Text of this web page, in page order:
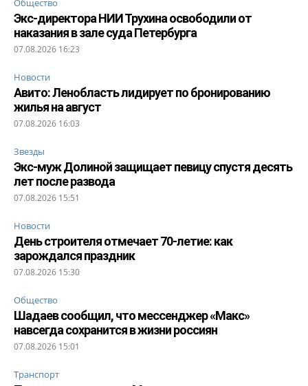
Экс-директора НИИ Трухина освободили от
наказания в зале суда Петербурга
07.08.2026 16:23
Новости
Авито: Ленобласть лидирует по бронированию
жилья на август
07.08.2026 16:03
Звезды
Экс-муж Долиной защищает певицу спустя десять
лет после развода
07.08.2026 15:51
Новости
День строителя отмечает 70-летие: как
зарождался праздник
07.08.2026 15:30
Общество
Шадаев сообщил, что мессенджер «Макс»
навсегда сохранится в жизни россиян
07.08.2026 15:01
Транспорт